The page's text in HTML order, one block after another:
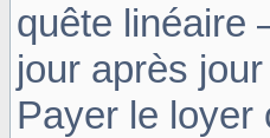
quête linéaire
jour après
Payer le loyer